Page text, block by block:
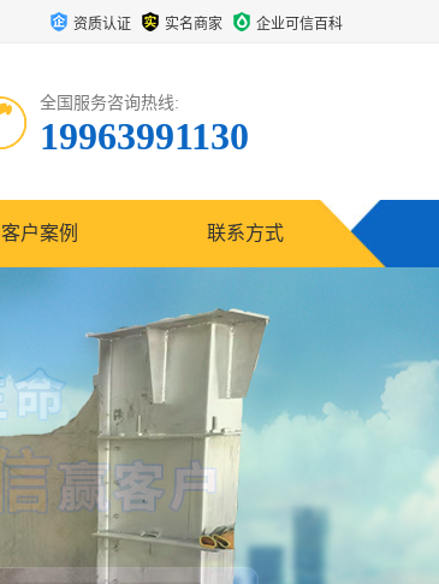
资质认证 实名商家 企业可信百科
全国服务咨询热线:
19963991130
客户案例 联系方式